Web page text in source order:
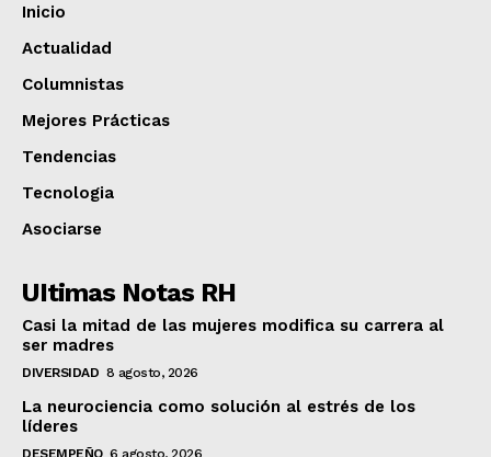
Inicio
Actualidad
Columnistas
Mejores Prácticas
Tendencias
Tecnologia
Asociarse
UItimas Notas RH
Casi la mitad de las mujeres modifica su carrera al
ser madres
DIVERSIDAD 8 agosto, 2026
La neurociencia como solución al estrés de los
líderes
DESEMPEÑO 6 agosto, 2026